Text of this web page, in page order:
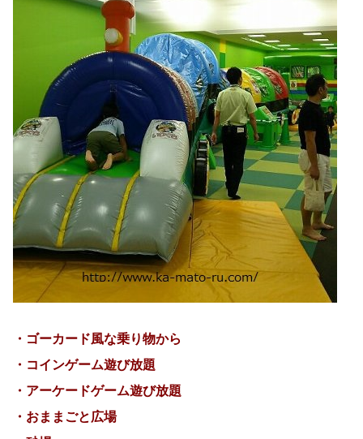
・ゴーカード風な乗り物から
・コインゲーム遊び放題
・アーケードゲーム遊び放題
・おままごと広場